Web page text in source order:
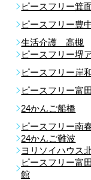
ピースフリー箕
ピースフリー豊中
生活介護 高槻
ピースフリー堺
ピースフリー岸
ピースフリー富
24かんご船橋
ピースフリー南
24かんご難波
ヨリソイハウス
ピースフリー富
館